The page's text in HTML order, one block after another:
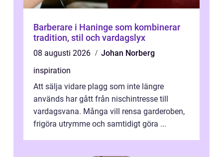
Barberare i Haninge som kombinerar
tradition, stil och vardagslyx
08 augusti 2026
Johan Norberg
inspiration
Att sälja vidare plagg som inte längre
används har gått från nischintresse till
vardagsvana. Många vill rensa garderoben,
frigöra utrymme och samtidigt göra ...